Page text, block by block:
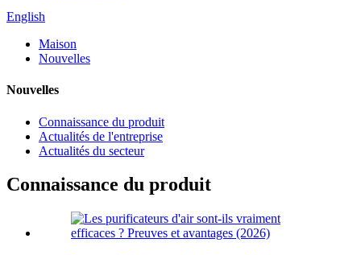
English
Maison
Nouvelles
Nouvelles
Connaissance du produit
Actualités de l'entreprise
Actualités du secteur
Connaissance du produit